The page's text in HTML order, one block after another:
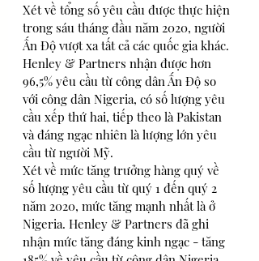
Xét về tổng số yêu cầu được thực hiện
trong sáu tháng đầu năm 2020, người
Ấn Độ vượt xa tất cả các quốc gia khác.
Henley & Partners nhận được hơn
96,5% yêu cầu từ công dân Ấn Độ so
với công dân Nigeria, có số lượng yêu
cầu xếp thứ hai, tiếp theo là Pakistan
và đáng ngạc nhiên là lượng lớn yêu
cầu từ người Mỹ.
Xét về mức tăng trưởng hàng quý về
số lượng yêu cầu từ quý 1 đến quý 2
năm 2020, mức tăng mạnh nhất là ở
Nigeria. Henley & Partners đã ghi
nhận mức tăng đáng kinh ngạc - tăng